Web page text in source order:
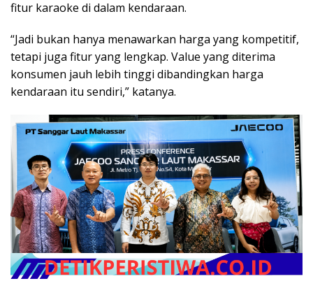
fitur karaoke di dalam kendaraan.
“Jadi bukan hanya menawarkan harga yang kompetitif,
tetapi juga fitur yang lengkap. Value yang diterima
konsumen jauh lebih tinggi dibandingkan harga
kendaraan itu sendiri,” katanya.